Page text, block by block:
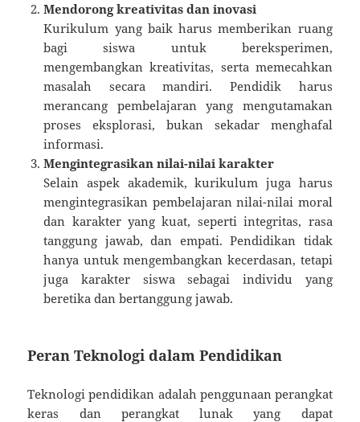
Mendorong kreativitas dan inovasi
Kurikulum yang baik harus memberikan ruang
bagi siswa untuk bereksperimen,
mengembangkan kreativitas, serta memecahkan
masalah secara mandiri. Pendidik harus
merancang pembelajaran yang mengutamakan
proses eksplorasi, bukan sekadar menghafal
informasi.
Mengintegrasikan nilai-nilai karakter
Selain aspek akademik, kurikulum juga harus
mengintegrasikan pembelajaran nilai-nilai moral
dan karakter yang kuat, seperti integritas, rasa
tanggung jawab, dan empati. Pendidikan tidak
hanya untuk mengembangkan kecerdasan, tetapi
juga karakter siswa sebagai individu yang
beretika dan bertanggung jawab.
Peran Teknologi dalam Pendidikan
Teknologi pendidikan adalah penggunaan perangkat
keras dan perangkat lunak yang dapat